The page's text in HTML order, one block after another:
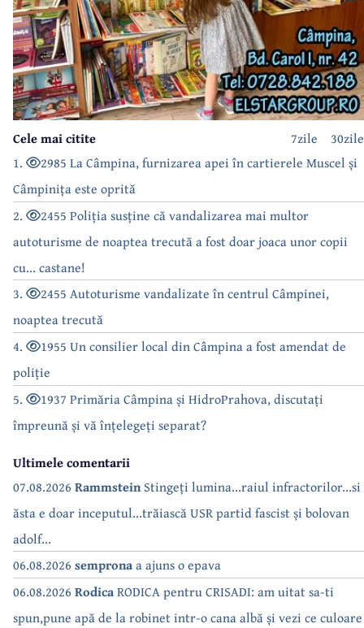
30zile
7zile
Cele mai citite
1.
2985 La Câmpina, furnizarea apei în cartierele Muscel și
Câmpinița este oprită
2.
2455 Poliția susține că vandalizarea mai multor
autoturisme de noaptea trecută a fost doar joaca unor copii
cu... castane!
3.
2455 Autoturisme vandalizate în centrul Câmpinei,
noaptea trecută
4.
1955 Un consilier local din Câmpina a fost amendat de
poliție
5.
1937 Primăria Câmpina și HidroPrahova, discutați
împreună și vă înțelegeți separat?
Ultimele comentarii
07.08.2026 RammsteinStingeți lumina...raiul infractorilor...si
ăsta e doar inceputul...trăiască USR partid fascist și bolovan
adolf...
06.08.2026 sempronaa ajuns o epava
06.08.2026 RodicaRODICA pentru CRISADI: am uitat sa-ti
spun,pune apă de la robinet intr-o cana albă și vezi ce culoare